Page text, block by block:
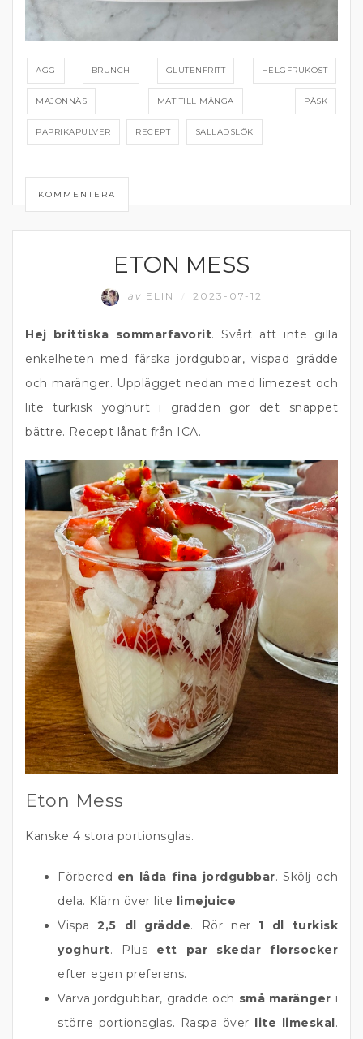
ÄGG BRUNCH GLUTENFRITT HELGFRUKOST
MAJONNÄS MAT TILL MÅNGA PÅSK
PAPRIKAPULVER RECEPT SALLADSLÖK
KOMMENTERA
ETON MESS
av ELIN 2023-07-12
Hej brittiska sommarfavorit. Svårt att inte gilla
enkelheten med färska jordgubbar, vispad grädde
och maränger. Upplägget nedan med limezest och
lite turkisk yoghurt i grädden gör det snäppet
bättre. Recept lånat från ICA.
Eton Mess
Kanske 4 stora portionsglas.
Förbered en låda fina jordgubbar. Skölj och
dela. Kläm över lite limejuice.
Vispa2,5 dl grädde. Rör ner 1 dl turkisk
yoghurt. Plus ett par skedar florsocker
efter egen preferens.
Varva jordgubbar, grädde och små maränger i
större portionsglas. Raspa över lite limeskal.